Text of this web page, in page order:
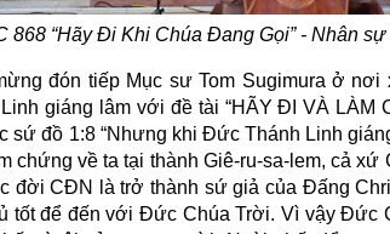
868 “Hãy Đi Khi Chúa Đang Gọi” - Nhân sự
đón tiếp Mục sư Tom Sugimura ở
giáng lâm với đề tài “HÃY ĐI VÀ LÀM
sứ đồ 1:8 “Nhưng khi Đức Thánh Linh
chứng về ta tại thành Giê-ru-sa-lem, cả xứ
đời CĐN là trở thành sứ giả của Đấng
tốt để đến với Đức Chúa Trời. Vì vậy Đức